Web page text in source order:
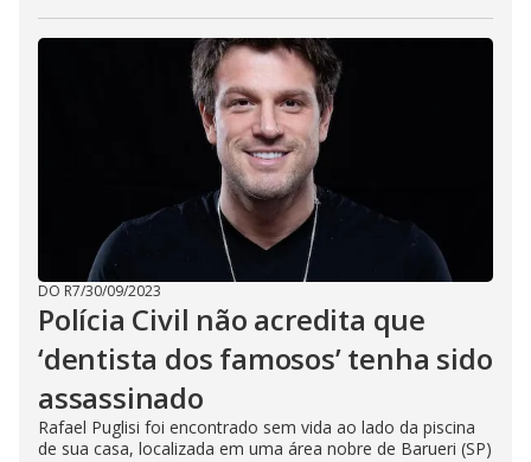
DO R7/30/09/2023
Polícia Civil não acredita que
‘dentista dos famosos’ tenha sido
assassinado
Rafael Puglisi foi encontrado sem vida ao lado da piscina
de sua casa, localizada em uma área nobre de Barueri (SP)